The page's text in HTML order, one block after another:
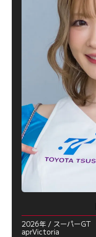
2026年 / スーパーGT
aprVictoria